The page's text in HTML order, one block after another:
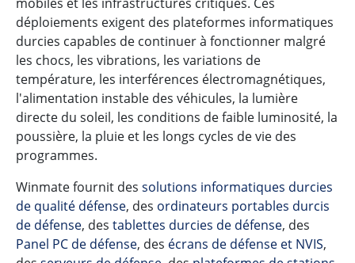
déploiements exigent des plateformes informatiques
durcies capables de continuer à fonctionner malgré
les chocs, les vibrations, les variations de
température, les interférences électromagnétiques,
l'alimentation instable des véhicules, la lumière
directe du soleil, les conditions de faible luminosité, la
poussière, la pluie et les longs cycles de vie des
programmes.
Winmate fournit des solutions informatiques durcies
de qualité défense, des ordinateurs portables durcis
de défense, des tablettes durcies de défense, des
Panel PC de défense, des écrans de défense et NVIS,